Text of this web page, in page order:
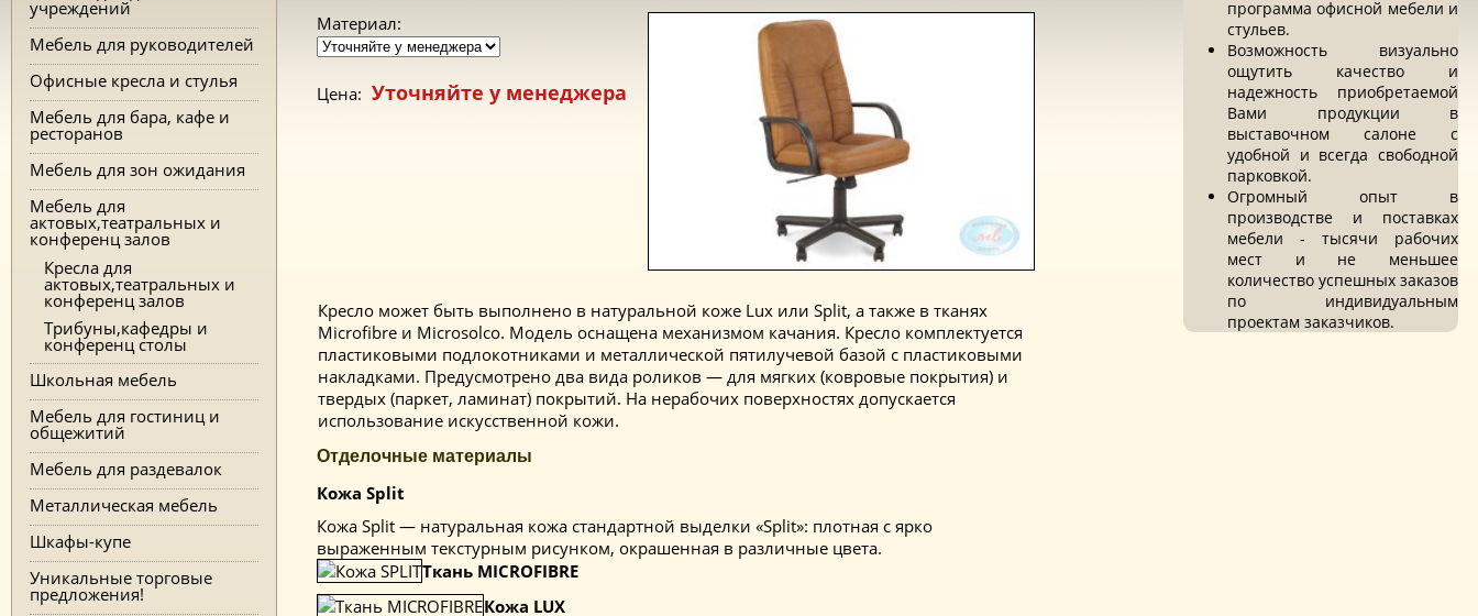
учреждений
Мебель для руководителей
Офисные кресла и стулья
Мебель для бара, кафе и
ресторанов
Мебель для зон ожидания
Мебель для
актовых,театральных и
конференц залов
Кресла для
актовых,театральных и
конференц залов
Трибуны,кафедры и
конференц столы
Школьная мебель
Мебель для гостиниц и
общежитий
Мебель для раздевалок
Металлическая мебель
Шкафы-купе
Уникальные торговые
предложения!
Материал:
Цена: Уточняйте у менеджера
Кресло может быть выполнено в натуральной коже Lux или Split, а также в тканях
Microfibre и Microsolco. Модель оснащена механизмом качания. Кресло комплектуется
пластиковыми подлокотниками и металлической пятилучевой базой с пластиковыми
накладками. Предусмотрено два вида роликов — для мягких (ковровые покрытия) и
твердых (паркет, ламинат) покрытий. На нерабочих поверхностях допускается
использование искусственной кожи.
Отделочные материалы
Кожа Split
Кожа Split — натуральная кожа стандартной выделки «Split»: плотная с ярко
выраженным текстурным рисунком, окрашенная в различные цвета.
Ткань MICROFIBRE
Кожа LUX
программа офисной мебели и
стульев.
Возможность визуально
ощутить качество и
надежность приобретаемой
Вами продукции в
выставочном салоне с
удобной и всегда свободной
парковкой.
Огромный опыт в
производстве и поставках
мебели - тысячи рабочих
мест и не меньшее
количество успешных заказов
по индивидуальным
проектам заказчиков.